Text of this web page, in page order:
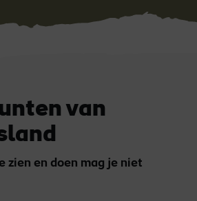
van
zien en doen mag je niet